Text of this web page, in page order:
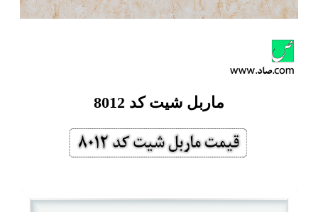
ماربل شیت کد 8012